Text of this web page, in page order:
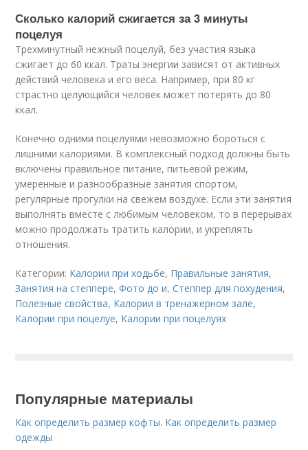
Сколько калорий сжигается за 3 минуты
поцелуя
Трехминутный нежный поцелуй, без участия языка
сжигает до 60 ккал. Траты энергии зависят от активных
действий человека и его веса. Например, при 80 кг
страстно целующийся человек может потерять до 80
ккал.
Конечно одними поцелуями невозможно бороться с
лишними калориями. В комплексный подход должны быть
включены правильное питание, питьевой режим,
умеренные и разнообразные занятия спортом,
регулярные прогулки на свежем воздухе. Если эти занятия
выполнять вместе с любимым человеком, то в перерывах
можно продолжать тратить калории, и укреплять
отношения.
Категории: Калории при ходьбе, Правильные занятия,
Занятия на степпере,Фото до и,Степпер для похудения,
Полезные свойства, Калории в тренажерном зале,
Калории при поцелуе, Калории при поцелуях
Популярные материалы
Как определить размер кофты. Как определить размер
одежды